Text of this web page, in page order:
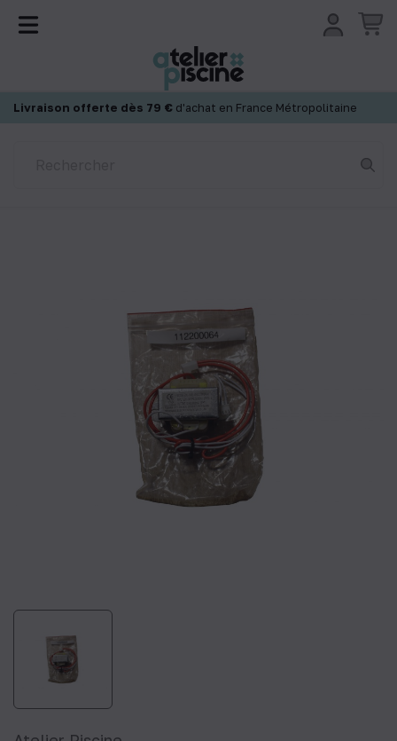
Livraison offerte dès 79 € d'achat en France Métropolitaine